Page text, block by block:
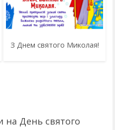
З Днем святого Миколая!
на День святого